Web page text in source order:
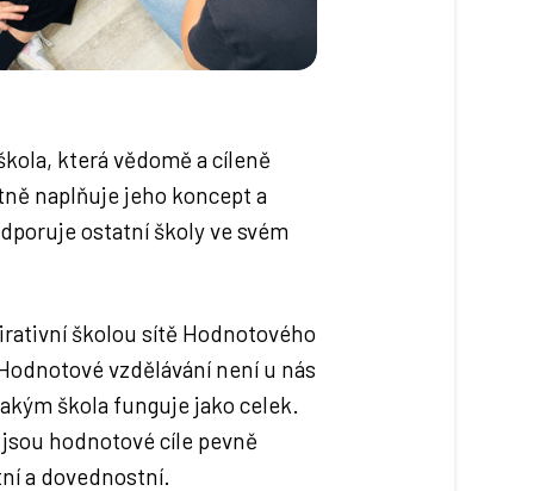
která vědomě a cíleně
naplňuje jeho koncept a
ostatní školy ve svém
školou sítě Hodnotového
vzdělávání není u nás
škola funguje jako celek.
hodnotové cíle pevně
a dovednostní.